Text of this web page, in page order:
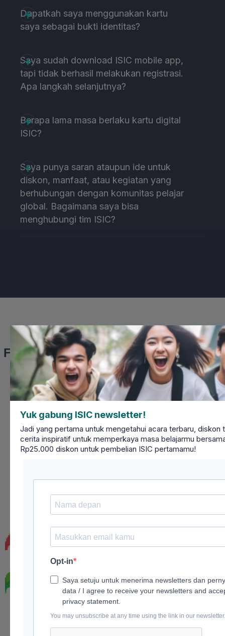
Dapatkah saya menggunakan kartu
saya sebagai bukti identitas?
Saya sudah download ISIC mobile app,
tapi tidak berhasil melakukan registrasi.
Apa langkah selanjutnya?
Berapa lama masa berlaku kartu digital
ISIC?
Saya punya saran ataupun ide untuk
diskon, manfaat, atau kegiatan yang
berhubungan dengan komunitas pelajar
global. Bagaimana saya bisa
menghubungi tim ISIC?
Follow our Instagram@isic.indonesia
Yuk gabung ISIC newsletter!
Jadi yang pertama untuk mengetahui acara terbaru, diskon
cerita inspiratif untuk memperkaya masa belajarmu
Rp25.000 diskon untuk pembelian ISIC pertamamu!